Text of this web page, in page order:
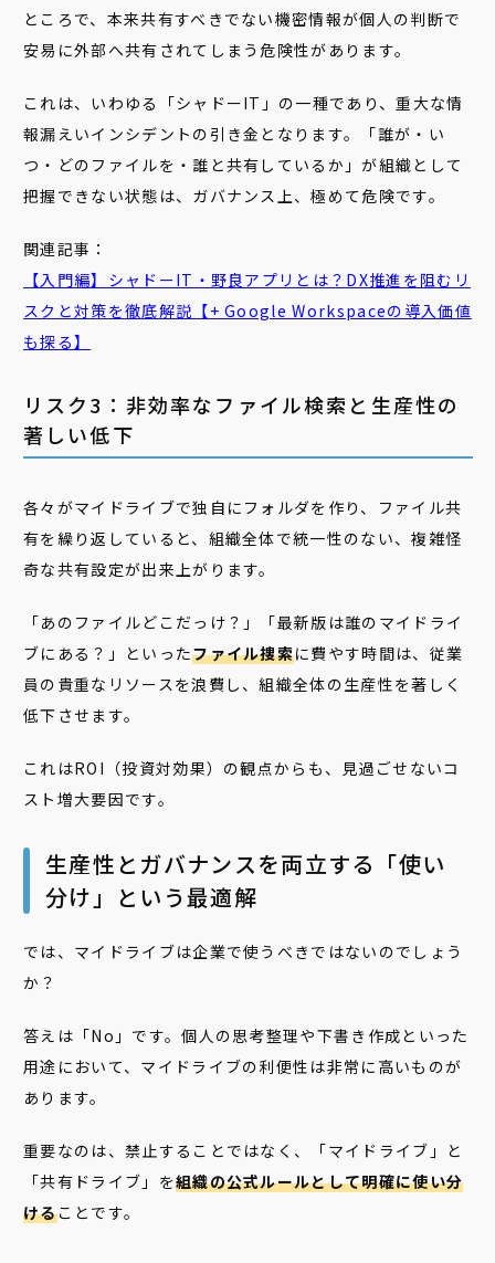
ところで、本来共有すべきでない機密情報が個人の判断で
安易に外部へ共有されてしまう危険性があります。
これは、いわゆる「シャドーIT」の一種であり、重大な情
報漏えいインシデントの引き金となります。「誰が・い
つ・どのファイルを・誰と共有しているか」が組織として
把握できない状態は、ガバナンス上、極めて危険です。
関連記事：
【入門編】シャドーIT・野良アプリとは？DX推進を阻むリ
スクと対策を徹底解説【+ Google Workspaceの導入価値
も探る】
リスク3：非効率なファイル検索と生産性の
著しい低下
各々がマイドライブで独自にフォルダを作り、ファイル共
有を繰り返していると、組織全体で統一性のない、複雑怪
奇な共有設定が出来上がります。
「あのファイルどこだっけ？」「最新版は誰のマイドライ
ブにある？」といったファイル捜索に費やす時間は、従業
員の貴重なリソースを浪費し、組織全体の生産性を著しく
低下させます。
これはROI（投資対効果）の観点からも、見過ごせないコ
スト増大要因です。
生産性とガバナンスを両立する「使い
分け」という最適解
では、マイドライブは企業で使うべきではないのでしょう
か？
答えは「No」です。個人の思考整理や下書き作成といった
用途において、マイドライブの利便性は非常に高いものが
あります。
重要なのは、禁止することではなく、「マイドライブ」と
「共有ドライブ」を組織の公式ルールとして明確に使い分
けることです。